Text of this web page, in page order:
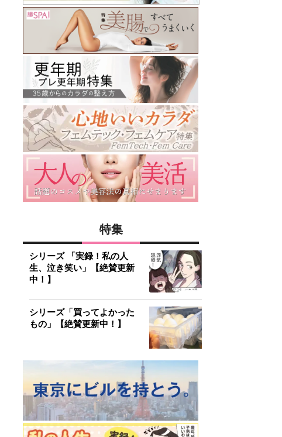
特集
シリーズ 「実録！私の人
生、泣き笑い」【絶賛更新
中！】
シリーズ「買ってよかった
もの」【絶賛更新中！】